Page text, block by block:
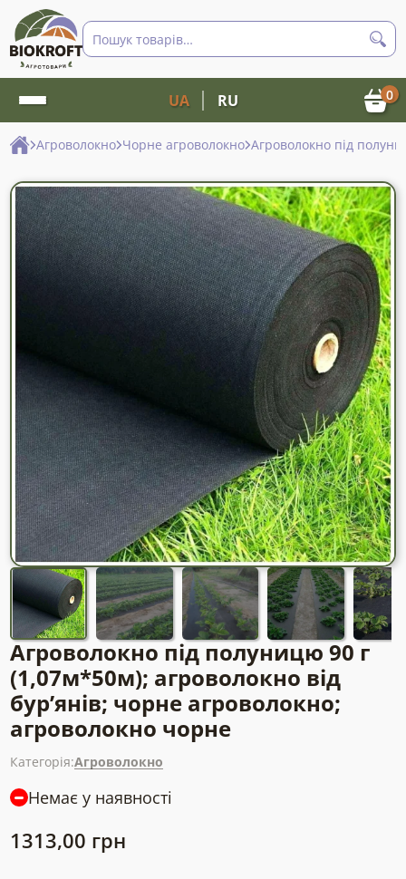
Пошук
товарів
UA RU 0
Агроволокно Чорне агроволокно Агроволокно під
Агроволокно під полуницю 90 г
(1,07м*50м); агроволокно від
бур’янів; чорне агроволокно;
агроволокно чорне
Категорія:Агроволокно
Немає у наявності
1313,00 грн